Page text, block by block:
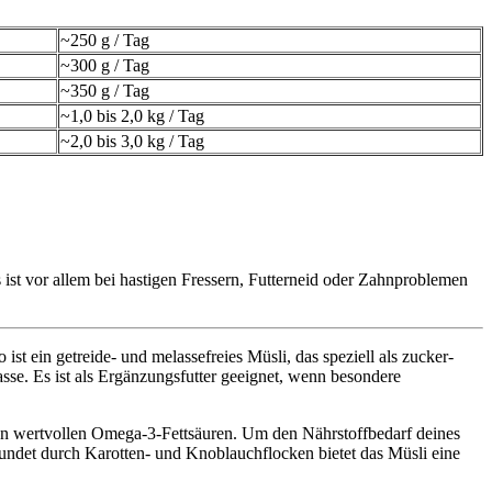
~250 g / Tag
~300 g / Tag
~350 g / Tag
~1,0 bis 2,0 kg / Tag
~2,0 bis 3,0 kg / Tag
vor allem bei hastigen Fressern, Futterneid oder Zahnproblemen
ein getreide- und melassefreies Müsli, das speziell als zucker-
Es ist als Ergänzungsfutter geeignet, wenn besondere
wertvollen Omega-3-Fettsäuren. Um den Nährstoffbedarf deines
durch Karotten- und Knoblauchflocken bietet das Müsli eine